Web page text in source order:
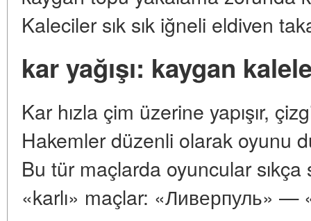
Kaleciler sık sık iğneli eldiven
kar yağışı: kaygan
Kar hızla çim üzerine yapışır,
Hakemler düzenli olarak oyunu
Bu tür maçlarda oyuncular
«karlı» maçlar: «Ливерпуль» —